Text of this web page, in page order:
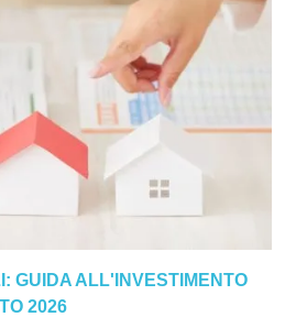
GUIDA ALL'INVESTIMENTO
2026